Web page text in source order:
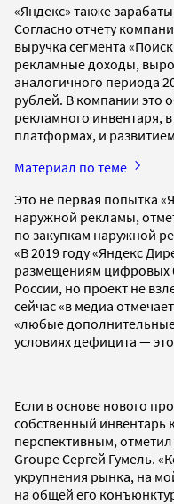
«Яндекс» также
Согласно отчету
выручка сегмента
рекламные доходы,
аналогичного периода
рублей. В компании это
рекламного инвентаря,
платформах, и
Материал по теме
Это не первая попытка
наружной рекламы,
по закупкам наружной
«В 2019 году «Яндекс
размещениям цифровых
России, но проект не
сейчас «в медиа
«любые
условиях дефицита —
Если в основе нового
собственный инвентарь
перспективным,
Groupe Сергей Гумель.
укрупнения рынка, на
на общей его